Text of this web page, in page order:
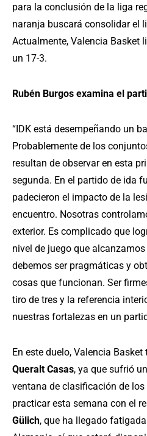
para la conclusión de la liga
naranja buscará consolidar el
Actualmente, Valencia Basket
un 17-3.
Rubén Burgos examina el
“IDK está desempeñando un
Probablemente de los
resultan de observar en esta
segunda. En el partido de ida
padecieron el impacto de la
encuentro. Nosotras
exterior. Es complicado que
nivel de juego que
debemos ser pragmáticas y
cosas que funcionan. Ser
tiro de tres y la referencia
nuestras fortalezas en un
En este duelo, Valencia
Queralt Casas, ya que sufrió
ventana de clasificación de
practicar esta semana con el
Gülich, que ha llegado